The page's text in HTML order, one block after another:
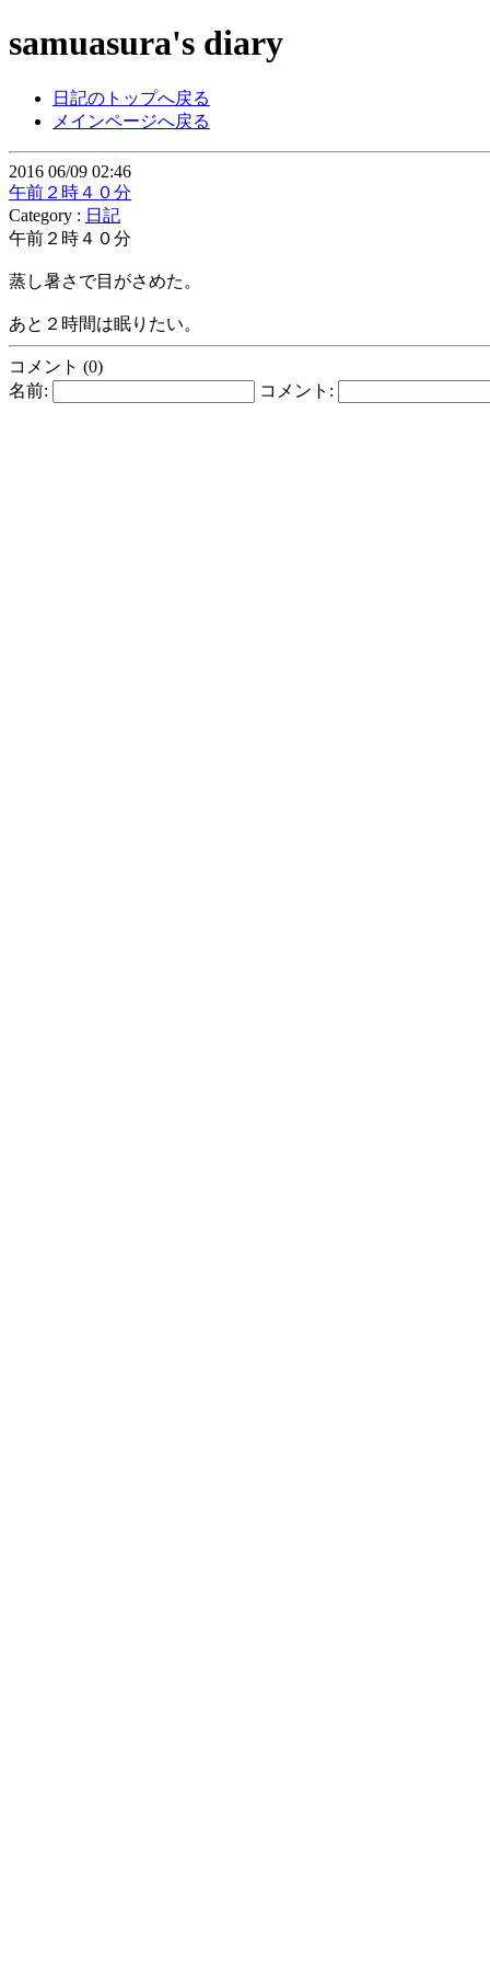
samuasura's diary
日記のトップへ戻る
メインページへ戻る
2016 06/09 02:46
午前２時４０分
Category : 日記
午前２時４０分
蒸し暑さで目がさめた。
あと２時間は眠りたい。
コメント (0)
名前:
コメント: